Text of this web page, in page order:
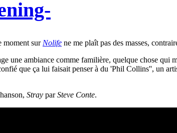
moment sur Nolife ne me plaît pas des masses,
une ambiance comme familière, quelque chose
que ça lui faisait penser à du 'Phil Collins'', un
Stray parSteve Conte.